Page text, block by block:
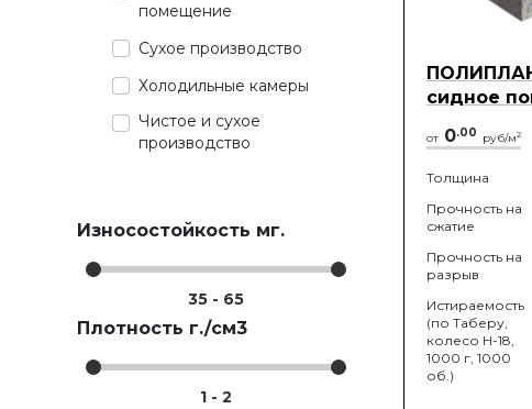
помещение
Сухое производство
Холодильные камеры
Чистое и сухое
производство
Износостойкость мг.
35 - 65
Плотность г./см3
1 - 2
сидное
от 0.00 руб/м2
Толщина
Прочность на
сжатие
Прочность на
разрыв
Истираемость
(по Таберу,
колесо Н-18,
1000 г, 1000
об.)